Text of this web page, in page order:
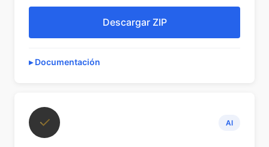
Descargar ZIP
Documentación
✓ AI